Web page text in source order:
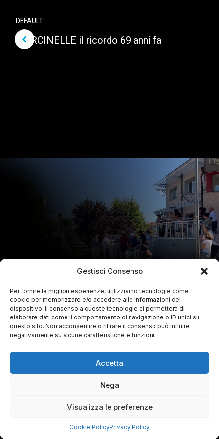
Gestisci Consenso
Per fornire le migliori esperienze, utilizziamo tecnologie come i
cookie per memorizzare e/o accedere alle informazioni del
dispositivo. Il consenso a queste tecnologie ci permetterà di
elaborare dati come il comportamento di navigazione o ID unici su
questo sito. Non acconsentire o ritirare il consenso può influire
negativamente su alcune caratteristiche e funzioni.
Accetta
Nega
Visualizza le preferenze
Cookie PolicyPrivacy Policy